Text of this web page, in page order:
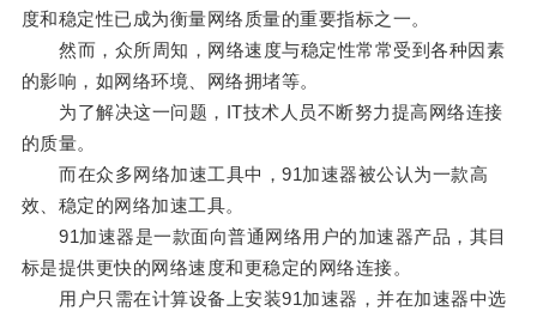
度和稳定性已成为衡量网络质量的重要指标之一。
然而，众所周知，网络速度与稳定性常常受到各种因素
的影响，如网络环境、网络拥堵等。
为了解决这一问题，IT技术人员不断努力提高网络连接
的质量。
而在众多网络加速工具中，91加速器被公认为一款高
效、稳定的网络加速工具。
91加速器是一款面向普通网络用户的加速器产品，其目
标是提供更快的网络速度和更稳定的网络连接。
用户只需在计算设备上安装91加速器，并在加速器中选